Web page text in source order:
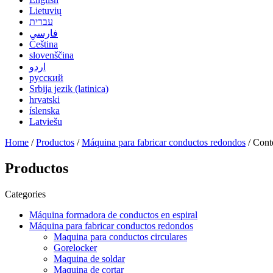
Lietuvių
עברית
فارسی
Čeština
slovenščina
اردو
русский
Srbija jezik (latinica)
hrvatski
íslenska
Latviešu
Home /Productos /Máquina para fabricar conductos redondos /
Productos
Categories
Máquina formadora de conductos en espiral
Máquina para fabricar conductos redondos
Maquina para conductos circulares
Gorelocker
Maquina de soldar
Maquina de cortar